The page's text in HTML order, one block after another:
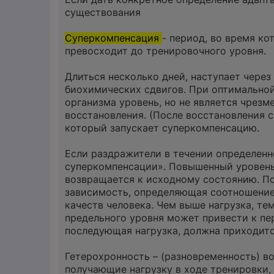
существования
Суперкомпенсация - период, во время
превосходит до тренировочного уровня.
Длиться несколько дней, наступает
биохимических сдвигов. При
организма уровень, но не является
восстановления. (После
который запускает суперкомпенсацию.
Если раздражители в течении
суперкомпенсации». Повышенный
возвращается к исходному состоянию.
зависимость, определяющая
качеств человека. Чем выше нагрузка,
предельного уровня может привести к
последующая нагрузка, должна
Гетерохронность – (разновременность)
получающие нагрузку в ходе